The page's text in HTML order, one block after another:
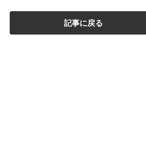
記事に戻る